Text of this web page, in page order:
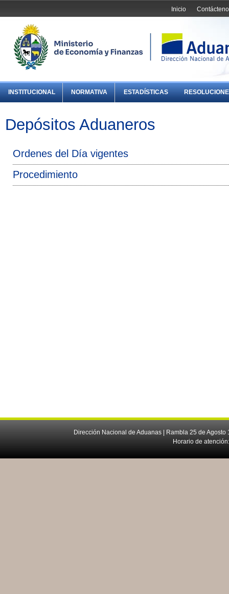
Inicio
INSTITUCIONAL NORMATIVA ESTADÍSTICAS
Depósitos Aduaneros
Ordenes del Día vigentes
Procedimiento
Dirección Nacional de Aduanas | Rambla 25 de
Horario de